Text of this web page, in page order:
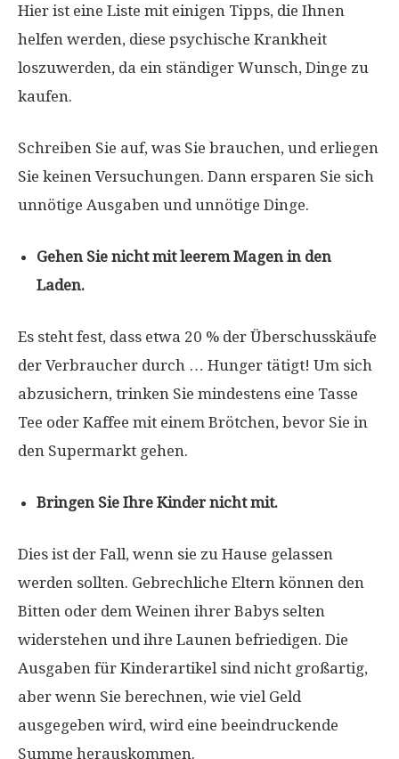
Hier ist eine Liste mit einigen Tipps, die Ihnen
helfen werden, diese psychische Krankheit
loszuwerden, da ein ständiger Wunsch, Dinge zu
kaufen.
Schreiben Sie auf, was Sie brauchen, und erliegen
Sie keinen Versuchungen. Dann ersparen Sie sich
unnötige Ausgaben und unnötige Dinge.
Gehen Sie nicht mit leerem Magen in den
Laden.
Es steht fest, dass etwa 20 % der Überschusskäufe
der Verbraucher durch … Hunger tätigt! Um sich
abzusichern, trinken Sie mindestens eine Tasse
Tee oder Kaffee mit einem Brötchen, bevor Sie in
den Supermarkt gehen.
Bringen Sie Ihre Kinder nicht mit.
Dies ist der Fall, wenn sie zu Hause gelassen
werden sollten. Gebrechliche Eltern können den
Bitten oder dem Weinen ihrer Babys selten
widerstehen und ihre Launen befriedigen. Die
Ausgaben für Kinderartikel sind nicht großartig,
aber wenn Sie berechnen, wie viel Geld
ausgegeben wird, wird eine beeindruckende
Summe herauskommen.